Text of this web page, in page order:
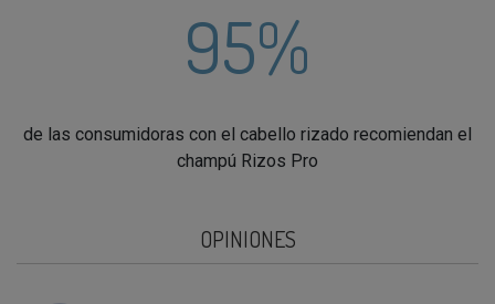
95%
de las consumidoras con el cabello rizado recomiendan el
champú Rizos Pro
OPINIONES